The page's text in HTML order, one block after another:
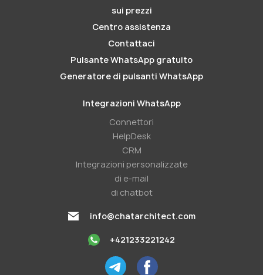
sui prezzi
Centro assistenza
Contattaci
Pulsante WhatsApp gratuito
Generatore di pulsanti WhatsApp
Integrazioni WhatsApp
Connettori
HelpDesk
CRM
Integrazioni personalizzate
di e-mail
di chatbot
info@chatarchitect.com
+421233221242